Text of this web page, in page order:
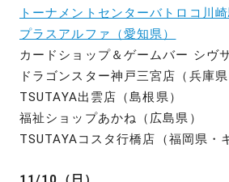
トーナメントセンターバトロコ川
プラスアルファ（愛知県）
カードショップ＆ゲームバー シヴ
ドラゴンスター神戸三宮店（兵庫県
TSUTAYA出雲店（島根県）
福祉ショップあかね（広島県）
TSUTAYAコスタ行橋店（福岡県・